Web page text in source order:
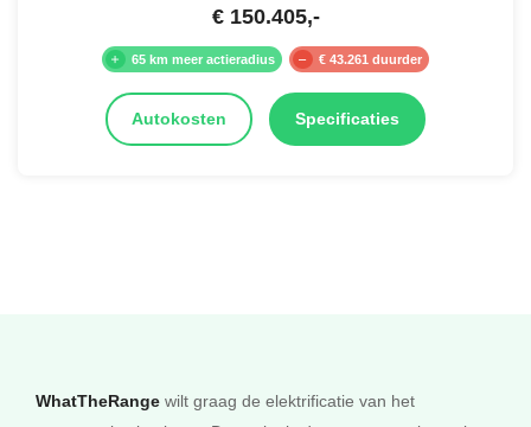
€ 0,-
FROZENBERRY METALLIC
€ 150.405,-
65 km meer actieradius € 43.261 duurder
Autokosten Specificaties
WhatTheRange wilt graag de elektrificatie van het